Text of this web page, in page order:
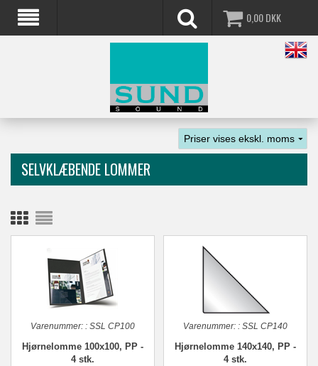
0,00DKK
SELVKLÆBENDE LOMMER
Varenummer:: SSL CP100
Hjørnelomme 100x100, PP -
4 stk.
Varenummer: : SSL CP140
Hjørnelomme 140x140, PP -
4 stk.